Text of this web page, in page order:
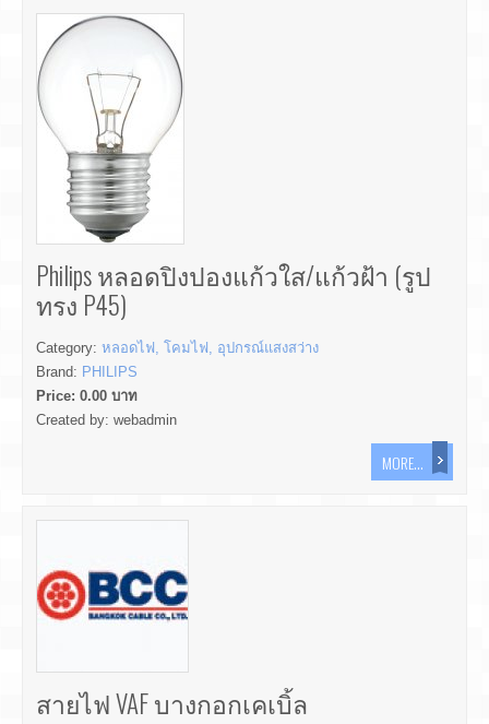
Philips หลอดปิงปองแก้วใส/แก้วฝ้า (รูป
ทรง P45)
Category: หลอดไฟ, โคมไฟ, อุปกรณ์แสงสว่าง
Brand: PHILIPS
Price: 0.00 บาท
Created by: webadmin
MORE...
สายไฟ VAF บางกอกเคเบิ้ล